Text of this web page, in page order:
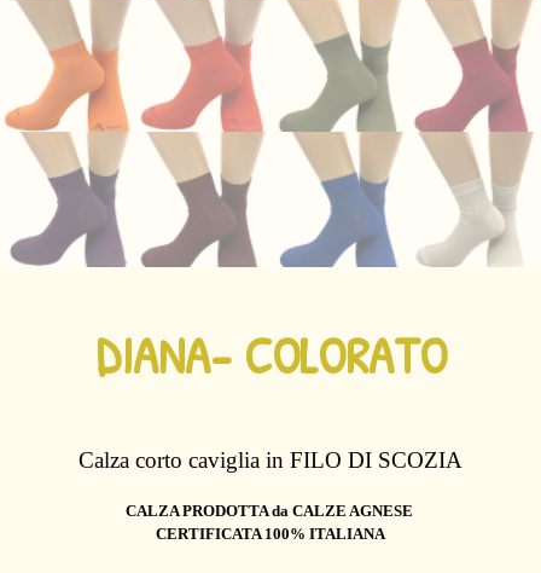
DIANA- COLORATO
Calza corto caviglia in FILO DI SCOZIA
CALZA PRODOTTA da CALZE AGNESE
CERTIFICATA 100% ITALIANA